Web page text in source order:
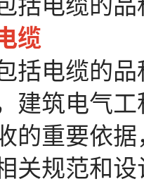
缆​
电缆的品
筑电气工
的重要依
关规范和